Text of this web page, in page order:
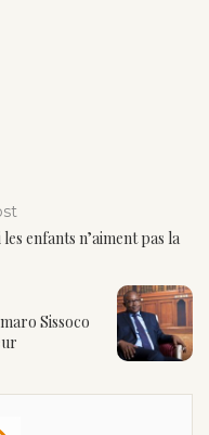
enfants n’aiment pas la
Sissoco